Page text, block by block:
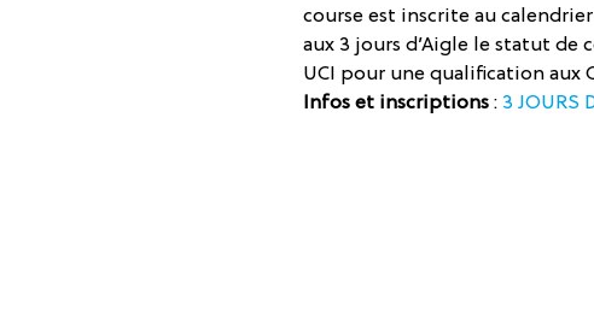
course est inscrite au
aux 3 jours d’Aigle le statut
UCI pour une qualification aux
Infos et inscriptions : 3 JOURS